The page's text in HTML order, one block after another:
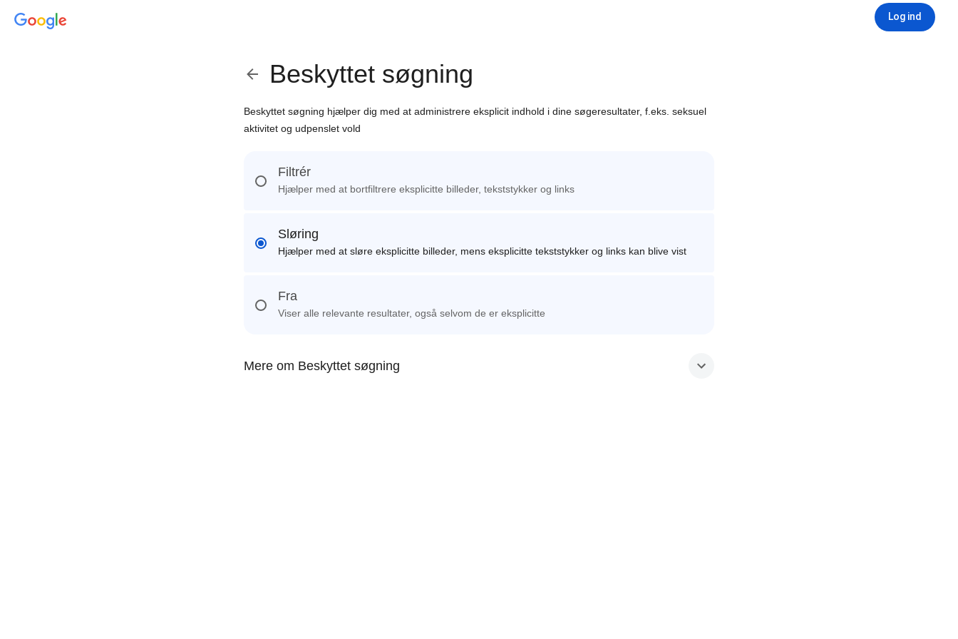
Log ind
Beskyttet søgning
Beskyttet søgning hjælper dig med at administrere eksplicit indhold i dine søgeresultater, f.eks. seksuel
aktivitet og udpenslet vold
Filtrér
Hjælper med at bortfiltrere eksplicitte billeder, tekststykker og links
Sløring
Hjælper med at sløre eksplicitte billeder, mens eksplicitte tekststykker og links kan blive vist
Fra
Viser alle relevante resultater, også selvom de er eksplicitte
Mere om Beskyttet søgning